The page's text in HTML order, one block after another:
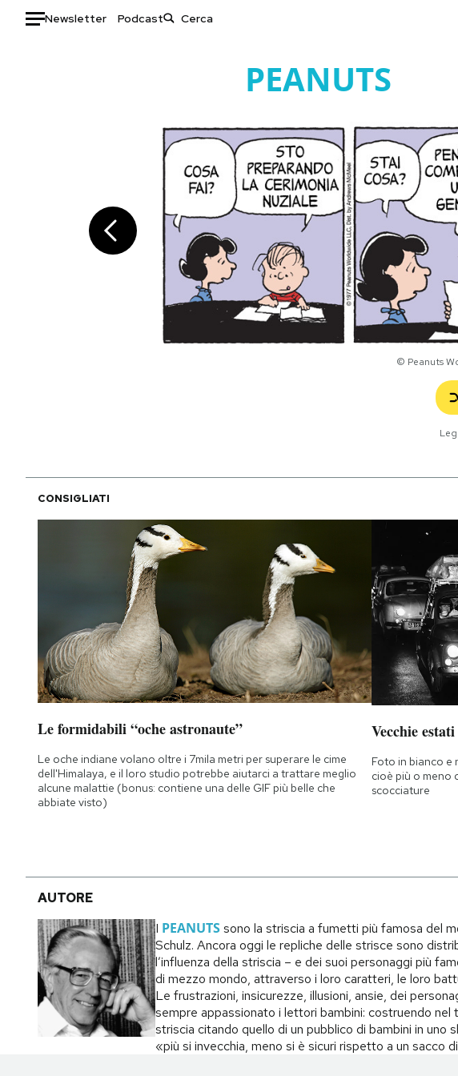
Newsletter Podcast
Internet
Scienza
Moda
Consumismi
Storie/Idee
Media
Europa
Altrecose
Mondiali calcio 2026
I MIEI PREFERITI
CALENDARIO
AREA PERSONALE
Area Personale
Notifiche mobile
Hai bisogno di aiuto?
Esci
PEANUTS
© Peanuts
CONSIGLIATI
Le formidabili “oche astronaute”
Le oche indiane volano oltre i 7mila metri per superare le cime
dell'Himalaya, e il loro studio potrebbe aiutarci a trattare meglio
alcune malattie (bonus: contiene una delle GIF più belle che
abbiate visto)
Vecchie
Foto in bianco e
cioè più o meno
scocciature
AUTORE
I PEANUTSsono la striscia a fumetti più famosa del
Schulz. Ancora oggi le repliche delle strisce sono
l’influenza della striscia – e dei suoi personaggi più
di mezzo mondo, attraverso i loro caratteri, le loro
Le frustrazioni, insicurezze, illusioni, ansie, dei
sempre appassionato i lettori bambini: costruendo
striscia citando quello di un pubblico di bambini in
«più si invecchia, meno si è sicuri rispetto a un sacco